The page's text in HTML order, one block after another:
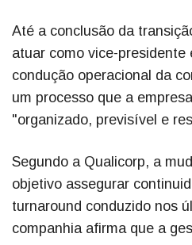
Até a conclusão da
atuar como vice-presidente
condução operacional da
um processo que a
"organizado, previsível e
Segundo a Qualicorp, a
objetivo assegurar
turnaround conduzido nos
companhia afirma que a